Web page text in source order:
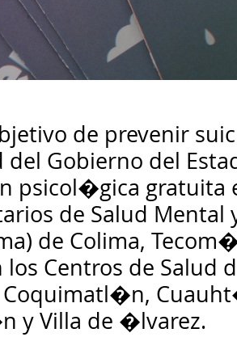
de prevenir
del Gobierno del
psicol�gica gratuita
de Salud Mental
de Colima,
los Centros de Salud
Coquimatl�n,
y Villa de �lvarez.